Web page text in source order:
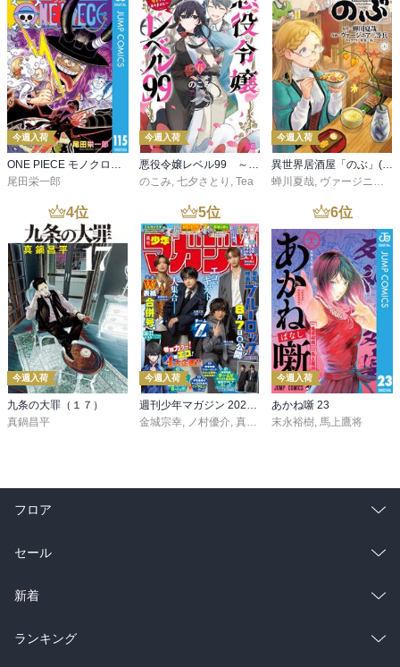
今週入荷
ONE PIECE モノクロ版 115
尾田栄一郎
今週入荷
悪役令嬢レベル99 ～私は裏ボスですが魔王ではありません～ その６
のこみ, 七夕さとり , Tea
今週入荷
異世界居酒屋「のぶ」(22)
蝉川夏哉, ヴァージニア二等兵
4位
今週入荷
九条の大罪（１７）
真鍋昌平
5位
今週入荷
週刊少年マガジン 2026年36・37号[2026年8月5日発売]
金城宗幸, ノ村優介, 真島ヒロ ,宮島礼吏,新川直司
6位
今週入荷
あかね噺 23
末永裕樹, 馬上鷹将
フロア
総合
ラノベ
雑誌・グラビア
セール
総合
ラノベ
新着
総合
ランキング